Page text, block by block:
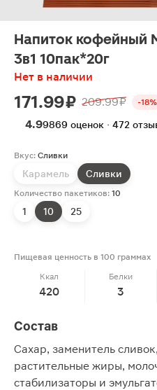
Напиток кофейный
3в1 10пак*20г
Нет в наличии
171.99 ₽ 209.99 ₽ -18%
4.99869 оценок · 472
Вкус: Сливки
Карамель Сливки
Количество пакетиков: 10
1 10 25
Пищевая ценность в 100 граммах
Ккал
420
Белки
3
Состав
Сахар, заменитель
растительные жиры,
стабилизаторы и